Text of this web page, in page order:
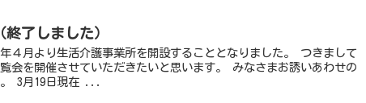
了しました）
４月より生活介護事業所を開設することとなりました。 つきまして
会を開催させていただきたいと思います。 みなさまお誘いあわせの
。 3月19日現在 ...